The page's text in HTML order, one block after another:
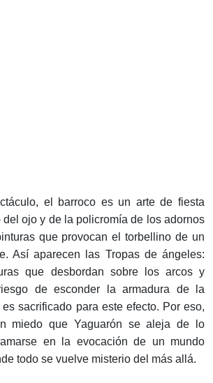
el barroco es un arte de fiesta
ojo y de la policromía de los adornos
que provocan el torbellino de un
Así aparecen las Tropas de ángeles:
que desbordan sobre los arcos y
de esconder la armadura de la
sacrificado para este efecto. Por eso,
miedo que Yaguarón se aleja de lo
en la evocación de un mundo
todo se vuelve misterio del más allá.